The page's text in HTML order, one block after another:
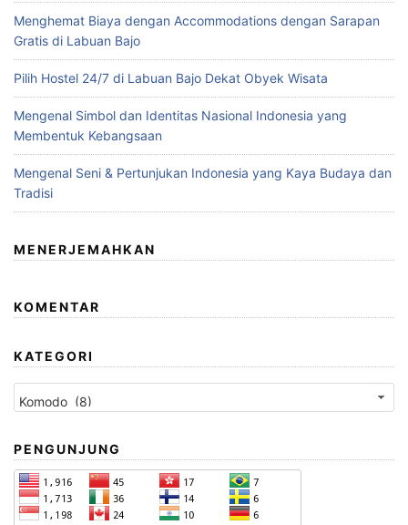
Menghemat Biaya dengan Accommodations dengan Sarapan
Gratis di Labuan Bajo
Pilih Hostel 24/7 di Labuan Bajo Dekat Obyek Wisata
Mengenal Simbol dan Identitas Nasional Indonesia yang
Membentuk Kebangsaan
Mengenal Seni & Pertunjukan Indonesia yang Kaya Budaya dan
Tradisi
MENERJEMAHKAN
KOMENTAR
KATEGORI
Kategori
PENGUNJUNG